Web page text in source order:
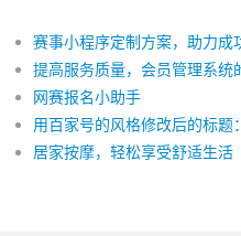
赛事小程序定制方案，助力成
提高服务质量，会员管理系统
网赛报名小助手
居家按摩，轻松享受舒适生活